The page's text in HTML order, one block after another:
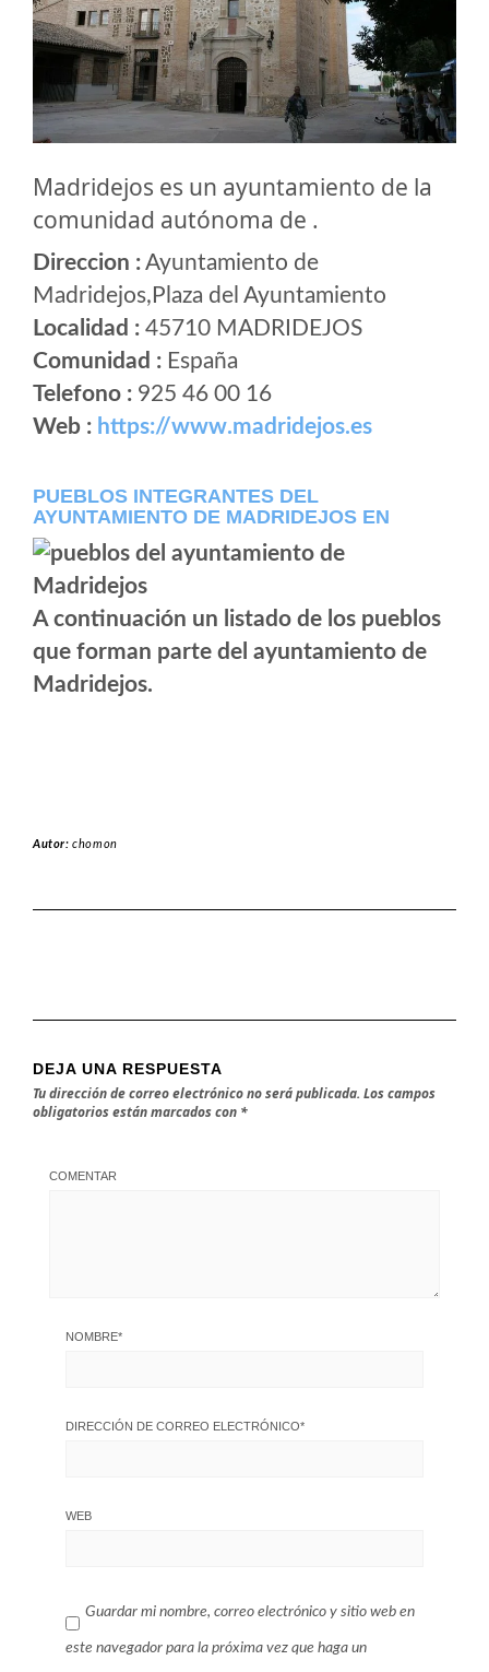
Madridejos es un ayuntamiento de la
comunidad autónoma de .
Direccion :Ayuntamiento de
Madridejos,Plaza del Ayuntamiento
Localidad : 45710 MADRIDEJOS
Comunidad : España
Telefono : 925 46 00 16
Web : https://www.madridejos.es
PUEBLOS INTEGRANTES DEL
AYUNTAMIENTO DE MADRIDEJOS EN
A continuación un listado de los pueblos
que forman parte del ayuntamiento de
Madridejos.
Autor:chomon
DEJA UNA RESPUESTA
Tu dirección de correo electrónico no será publicada. Los campos
obligatorios están marcados con *
COMENTAR
NOMBRE*
DIRECCIÓN DE CORREO ELECTRÓNICO*
WEB
Guardar mi nombre, correo electrónico y sitio web en
este navegador para la próxima vez que haga un